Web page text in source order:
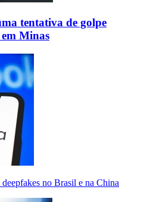
tentativa de golpe
Minas
no Brasil e na China